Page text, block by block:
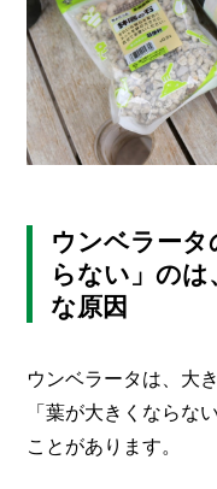
ウンベラータ
らない」のは
な原因
ウンベラータは、大
「葉が大きくならな
ことがあります。